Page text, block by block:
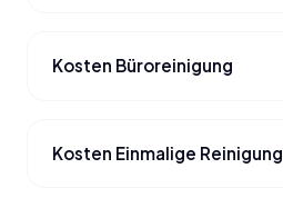
Kosten Büroreinigung
Kosten Einmalige Reinigung